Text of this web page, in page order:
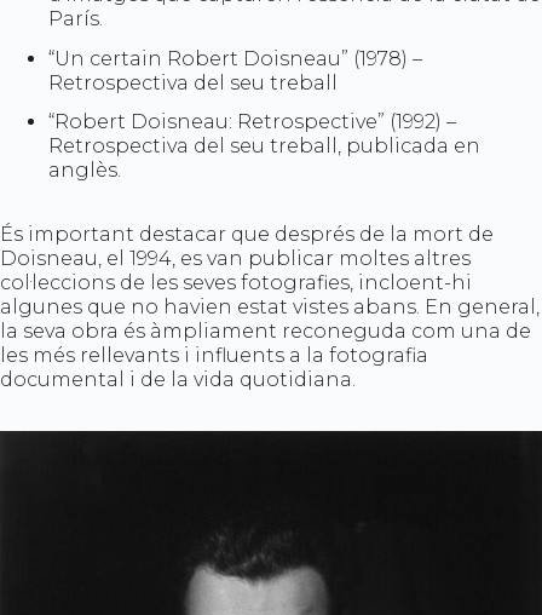
París.
“Un certain Robert Doisneau” (1978) –
Retrospectiva del seu treball
“Robert Doisneau: Retrospective” (1992) –
Retrospectiva del seu treball, publicada en
anglès.
És important destacar que després de la mort de
Doisneau, el 1994, es van publicar moltes altres
col·leccions de les seves fotografies, incloent-hi
algunes que no havien estat vistes abans. En general,
la seva obra és àmpliament reconeguda com una de
les més rellevants i influents a la fotografia
documental i de la vida quotidiana.